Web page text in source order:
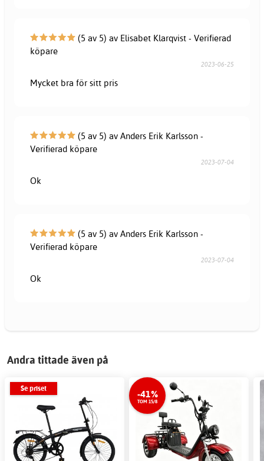
(5 av 5) av Elisabet Klarqvist - Verifierad
köpare
2023-06-25
Mycket bra för sitt pris
(5 av 5) av Anders Erik Karlsson -
Verifierad köpare
2023-07-04
Ok
(5 av 5) av Anders Erik Karlsson -
Verifierad köpare
2023-07-04
Ok
Andra tittade även på
Se priset -41%
TOM 15/8